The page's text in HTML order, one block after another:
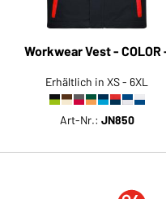
Workwear Vest - COLOR
Erhältlich in XS - 6XL
Art-Nr.: JN850